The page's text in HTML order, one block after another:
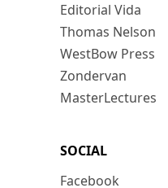
Editorial Vida
Thomas Nelson
WestBow Press
Zondervan
MasterLectures
SOCIAL
Facebook